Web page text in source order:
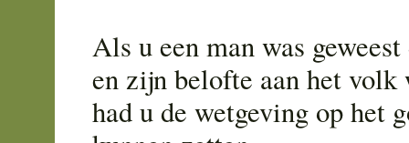
Als u een man was
en zijn belofte aan het volk
had u de wetgeving op het